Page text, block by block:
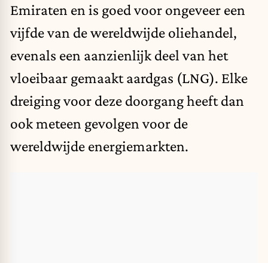
Emiraten en is goed voor ongeveer een
vijfde van de wereldwijde oliehandel,
evenals een aanzienlijk deel van het
vloeibaar gemaakt aardgas (LNG). Elke
dreiging voor deze doorgang heeft dan
ook meteen gevolgen voor de
wereldwijde energiemarkten.